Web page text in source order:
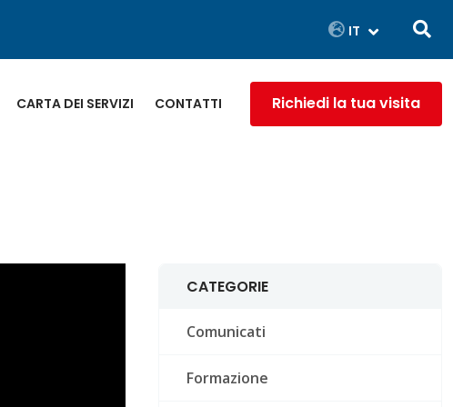
CARTA DEI SERVIZI CONTATTI Richiedi la tua visita
CATEGORIE
Comunicati
Formazione